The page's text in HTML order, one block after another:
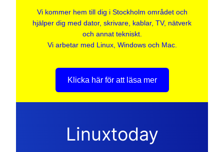
Vi kommer hem till dig i Stockholm området och
hjälper dig med dator, skrivare, kablar, TV, nätverk
och annat tekniskt.
Vi arbetar med Linux, Windows och Mac.
Klicka här för att läsa mer
Linuxtoday